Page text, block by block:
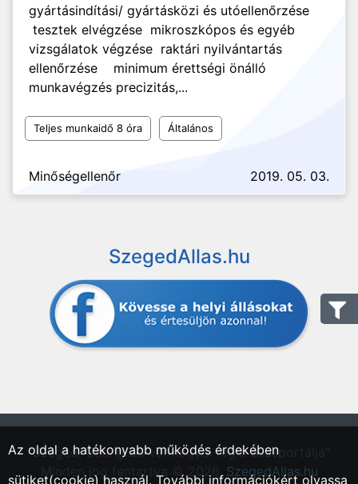
gyártásindítási/ gyártásközi és utóellenőrzése
tesztek elvégzése mikroszkópos és egyéb
vizsgálatok végzése raktári nyilvántartás
ellenőrzése minimum érettségi önálló
munkavégzés precizitás,...
Teljes munkaidő 8 óra Általános
Minőségellenőr 2019. 05. 03.
SzegedAllas.hu
"Szeged, Csongrád vármegyei régió állásportálja"
Minden jog fentartva © 2026. SzegedAllas.hu
Az oldal a hatékonyabb működés érdekében
sütiket(cookie) használ. További információkért olvassa